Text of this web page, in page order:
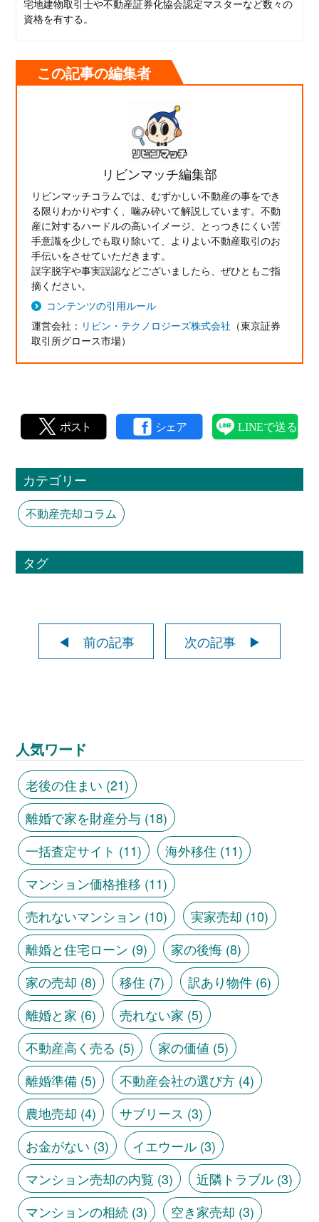
宅地建物取引士や不動産証券化協会認定マスターなど数々の
資格を有する。
この記事の編集者
リビンマッチ編集部
リビンマッチコラムでは、むずかしい不動産の事をでき
る限りわかりやすく、噛み砕いて解説しています。不動
産に対するハードルの高いイメージ、とっつきにくい苦
手意識を少しでも取り除いて、よりよい不動産取引のお
手伝いをさせていただきます。
誤字脱字や事実誤認などございましたら、ぜひともご指
摘ください。
コンテンツの引用ルール
運営会社： リビン・テクノロジーズ株式会社 （東京証券
取引所グロース市場）
カテゴリー
不動産売却コラム
タグ
◀ 前の記事 次の記事 ▶
人気ワード
老後の住まい (21)
離婚で家を財産分与(18)
一括査定サイト (11) 海外移住 (11)
マンション価格推移 (11)
売れないマンション (10) 実家売却 (10)
離婚と住宅ローン (9) 家の後悔(8)
家の売却 (8) 移住 (7) 訳あり物件(6)
離婚と家 (6) 売れない家 (5)
不動産高く売る (5) 家の価値 (5)
離婚準備(5) 不動産会社の選び方(4)
農地売却 (4) サブリース (3)
お金がない (3) イエウール(3)
マンション売却の内覧 (3) 近隣トラブル(3)
マンションの相続(3) 空き家売却 (3)